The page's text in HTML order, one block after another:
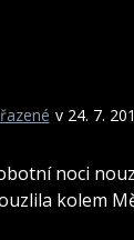
v 24. 7.
noci
kolem